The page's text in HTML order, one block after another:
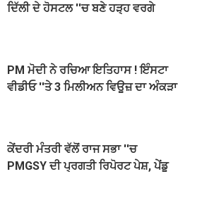
ਦਿੱਲੀ ਦੇ ਹੋਸਟਲ ''ਚ ਬਣੇ ਹੜ੍ਹ ਵਰਗੇ
PM ਮੋਦੀ ਨੇ ਰਚਿਆ ਇਤਿਹਾਸ ! ਇੰਸਟਾ
ਵੀਡੀਓ ''ਤੇ 3 ਮਿਲੀਅਨ ਵਿਊਜ਼ ਦਾ ਅੰਕੜਾ
ਕੇਂਦਰੀ ਮੰਤਰੀ ਵੱਲੋਂ ਰਾਜ ਸਭਾ ''ਚ
PMGSY ਦੀ ਪ੍ਰਗਤੀ ਰਿਪੋਰਟ ਪੇਸ਼, ਪੇਂਡੂ